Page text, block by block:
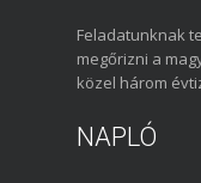
Feladatunknak
megőrizni a
közel három
NAPLÓ